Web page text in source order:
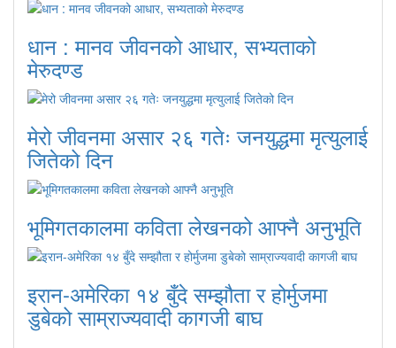
धान : मानव जीवनको आधार, सभ्यताको
मेरुदण्ड
मेरो जीवनमा असार २६ गतेः जनयुद्धमा मृत्युलाई
जितेको दिन
भूमिगतकालमा कविता लेखनको आफ्नै अनुभूति
इरान-अमेरिका १४ बुँदे सम्झौता र होर्मुजमा
डुबेको साम्राज्यवादी कागजी बाघ